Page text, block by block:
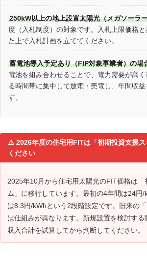
250kW以上の地上設置太陽光（メガソーラ
度（入札制度）の対象です。入札上限価格
た上で入札計画を立ててください。
蓄電池導入予定あり（FIP対象事業者）の場
電池を組み合わせることで、電力需要が高
る時間帯に集中して放電・売電し、年間収益
す。
2026年度の住宅用FITは「初期投資支援
ください
2025年10月から住宅用太陽光のFIT価格は「
ム」に移行しています。最初の4年間は24円
は8.3円/kWhという2段階設定です。旧来の
は仕組みが異なります。新規設置を検討す
収入合計を試算してから判断してください。